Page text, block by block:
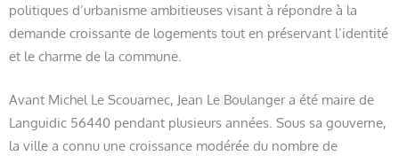
politiques d’urbanisme ambitieuses visant à répondre à la
demande croissante de logements tout en préservant l’identité
et le charme de la commune.
Avant Michel Le Scouarnec, Jean Le Boulanger a été maire de
Languidic 56440 pendant plusieurs années. Sous sa gouverne,
la ville a connu une croissance modérée du nombre de